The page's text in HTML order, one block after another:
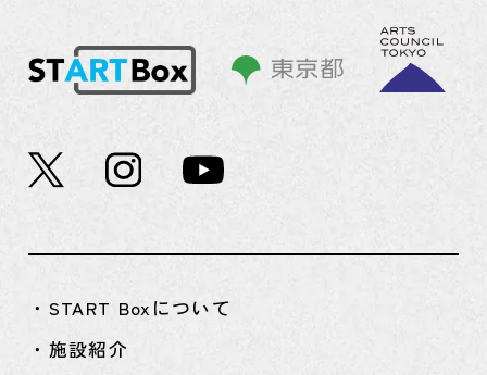
・START Boxについて
・施設紹介